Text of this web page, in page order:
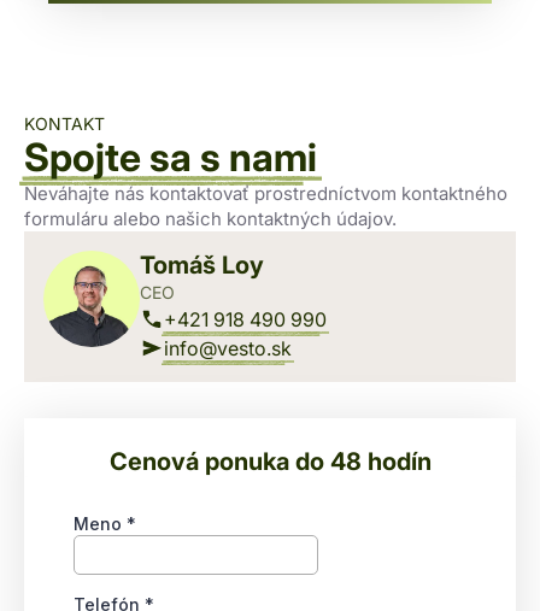
KONTAKT
Spojte sa s nami
Neváhajte nás kontaktovať prostredníctvom kontaktného
formuláru alebo našich kontaktných údajov.
Tomáš Loy
CEO
+421 918 490 990
info@vesto.sk
Cenová ponuka do 48 hodín